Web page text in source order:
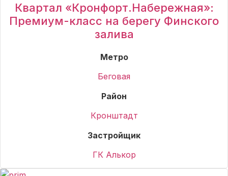
Квартал «Кронфорт.Набережная»:
Премиум-класс на берегу Финского
залива
Метро
Беговая
Район
Кронштадт
Застройщик
ГК Алькор